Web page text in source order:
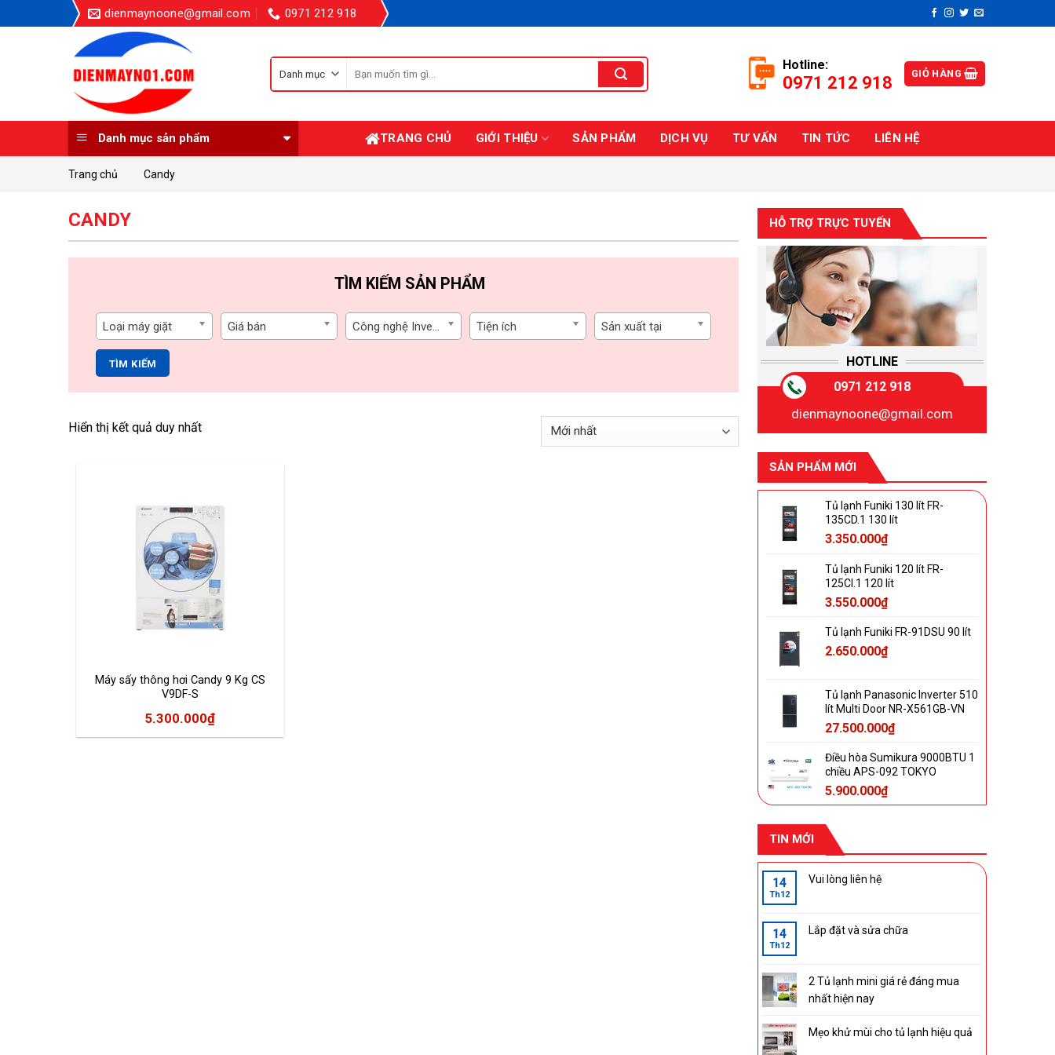
to
dienmaynoone@gmail.com 0971 212 918
kiếm:
Hotline:
0971 212 918 GIỎ HÀNG
Danh mục sản phẩm TRANG CHỦ GIỚI THIỆU SẢN PHẨM DỊCH VỤ TƯ VẤN TIN TỨC LIÊN HỆ
Trang chủ Candy
CANDY
TÌM KIẾM SẢN PHẨM
Loại máy giặt Giá bán Công nghệ Inverter Tiện ích Sản xuất tại
TÌM KIẾM
Hiển thị kết quả duy nhất
Máy sấy thông hơi Candy 9 Kg CS
V9DF-S
5.300.000₫
HỖ TRỢ TRỰC TUYẾN
HOTLINE
0971 212 918
dienmaynoone@gmail.com
SẢN PHẨM MỚI
Tủ lạnh Funiki 130 lít FR-
135CD.1 130 lít
3.350.000₫
Tủ lạnh Funiki 120 lít FR-
125CI.1 120 lít
3.550.000₫
Tủ lạnh Funiki FR-91DSU 90 lít
2.650.000₫
Tủ lạnh Panasonic Inverter 510
lít Multi Door NR-X561GB-VN
27.500.000₫
Điều hòa Sumikura 9000BTU 1
chiều APS-092 TOKYO
5.900.000₫
TIN MỚI
14
Th12
Vui lòng liên hệ
14
Th12
Lắp đặt và sửa chữa
2 Tủ lạnh mini giá rẻ đáng mua
nhất hiện nay
Mẹo khử mùi cho tủ lạnh hiệu quả